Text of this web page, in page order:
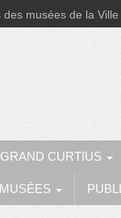
musées de la
GRAND CURTIUS